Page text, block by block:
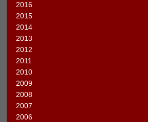
2016
2015
2014
2013
2012
2011
2010
2009
2008
2007
2006